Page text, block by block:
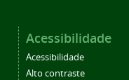
Acessibilidade
Acessibilidade
Alto contraste